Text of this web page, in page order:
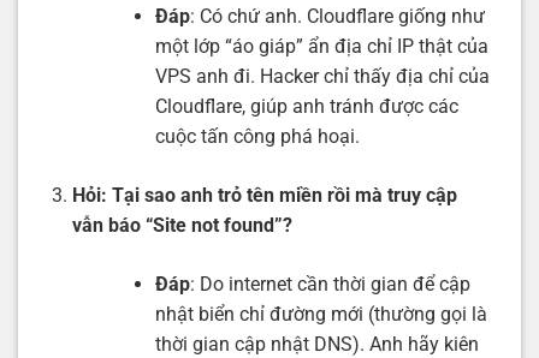
Đáp: Có chứ anh. Cloudflare giống như
một lớp “áo giáp” ẩn địa chỉ IP thật của
VPS anh đi. Hacker chỉ thấy địa chỉ của
Cloudflare, giúp anh tránh được các
cuộc tấn công phá hoại.
Hỏi: Tại sao anh trỏ tên miền rồi mà truy cập
vẫn báo “Site not found”?
Đáp: Do internet cần thời gian để cập
nhật biển chỉ đường mới (thường gọi là
thời gian cập nhật DNS). Anh hãy kiên